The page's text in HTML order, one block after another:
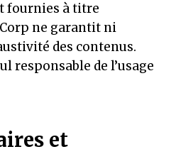
fournies à titre
ne garantit ni
des contenus.
responsable de l’usage
et